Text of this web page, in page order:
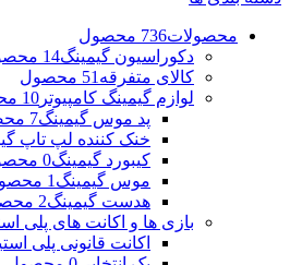
محصولات736 محصول
دکوراسیون گیمینگ14 محصول
کالای متفرقه51 محصول
لوازم گیمینگ کامپیوتر 10 محصول
پد موس گیمینگ7 محصول
خنک کننده لپ تاپ
کیبورد گیمینگ0 محصول
موس گیمینگ1 محصول
هدست گیمینگ2 محصول
بازی ها و اکانت های پلی
اکانت قانونی پلی